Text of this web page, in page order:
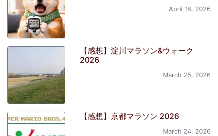
April 18, 2026
【感想】淀川マラソン&ウォーク
2026
March 25, 2026
【感想】京都マラソン 2026
March 24, 2026